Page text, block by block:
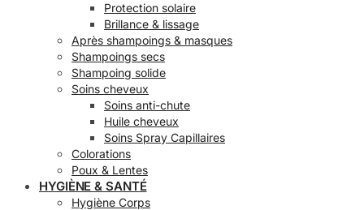
Protection solaire
Brillance & lissage
Après shampoings & masques
Shampoings secs
Shampoing solide
Soins cheveux
Soins anti-chute
Huile cheveux
Soins Spray Capillaires
Colorations
Poux & Lentes
HYGIÈNE & SANTÉ
Hygiène Corps